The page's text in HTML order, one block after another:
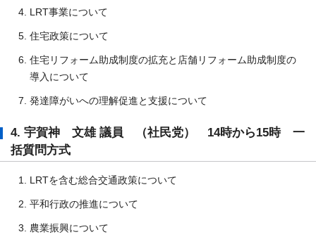
LRT事業について
住宅政策について
住宅リフォーム助成制度の拡充と店舗リフォーム助成制度の
導入について
発達障がいへの理解促進と支援について
4. 宇賀神 文雄 議員 （社民党） 14時から15時 一
括質問方式
LRTを含む総合交通政策について
平和行政の推進について
農業振興について